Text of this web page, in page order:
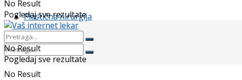
Plastična hirurgija
No Result
No Result
Pogledaj sve rezultate
No Result
Pogledaj sve rezultate